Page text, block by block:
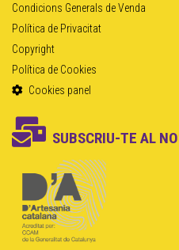
Condicions Generals de Venda
Política de Privacitat
Copyright
Política de Cookies
Cookies panel
SUBSCRIU-TE AL